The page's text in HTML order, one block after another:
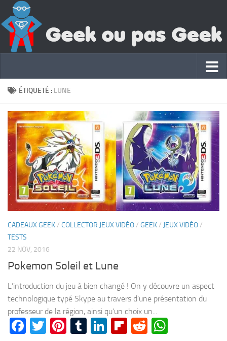
ÉTIQUETÉ : LUNE
CADEAUX GEEK/ COLLECTOR JEUX VIDÉO/ GEEK/ JEUX VIDÉO/
TESTS
22 NOV, 2016
Pokemon Soleil et Lune
L’introduction du jeu à bien changé ! On y découvre un aspect
technologique typé Skype au travers d’une présentation du
professeur de la région, ainsi qu’un choix un...
Facebook
Twitter
Pinterest
Tumblr
LinkedIn
Flipboard
Reddit